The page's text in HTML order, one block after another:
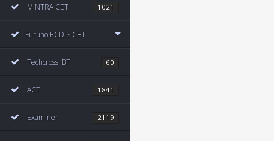
1021
MINTRA CET
Furuno ECDIS CBT
60
Techcross IBT
1841
ACT
2119
Examiner